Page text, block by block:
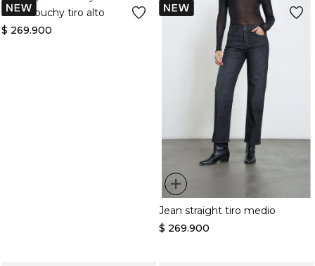
Jean slouchy tiro alto
$ 269.900
+
Jean straight tiro medio
$ 269.900